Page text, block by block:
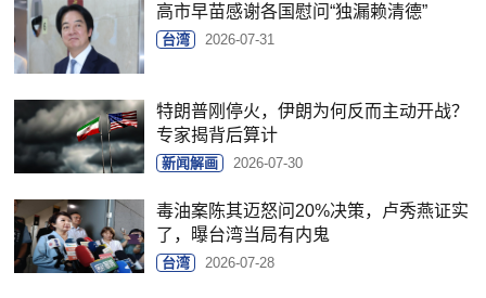
高市早苗感谢各国慰问“独漏赖清德”
台湾 2026-07-31
特朗普刚停火，伊朗为何反而主动开战？
专家揭背后算计
新闻解画 2026-07-30
毒油案陈其迈怒问20%决策，卢秀燕证实
了，曝台湾当局有内鬼
台湾 2026-07-28